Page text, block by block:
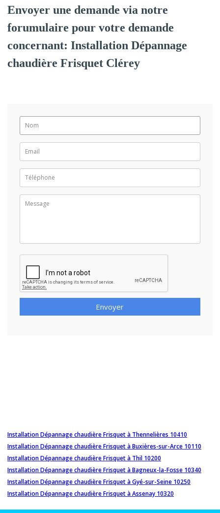
Envoyer une demande via notre
forumulaire pour votre demande
concernant: Installation Dépannage
chaudière Frisquet Clérey
Envoyer
Installation Dépannage chaudière Frisquet à Thennelières 10410
Installation Dépannage chaudière Frisquet à Buxières-sur-Arce 10110
Installation Dépannage chaudière Frisquet à Thil 10200
Installation Dépannage chaudière Frisquet à Bagneux-la-Fosse 10340
Installation Dépannage chaudière Frisquet à Gyé-sur-Seine 10250
Installation Dépannage chaudière Frisquet à Assenay 10320